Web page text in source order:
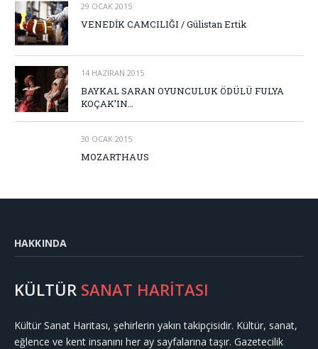
29 OCAK 2015
VENEDİK CAMCILIĞI / Gülistan Ertik
14 HAZIRAN 2015
BAYKAL SARAN OYUNCULUK ÖDÜLÜ FULYA
KOÇAK’IN…
30 OCAK 2015
MOZARTHAUS
HAKKINDA
KÜLTÜR SANAT HARİTASI
Kültür Sanat Haritası, şehirlerin yakın takipçisidir. Kültür, sanat,
eğlence ve kent insanını her ay sayfalarına taşır. Gazetecilik